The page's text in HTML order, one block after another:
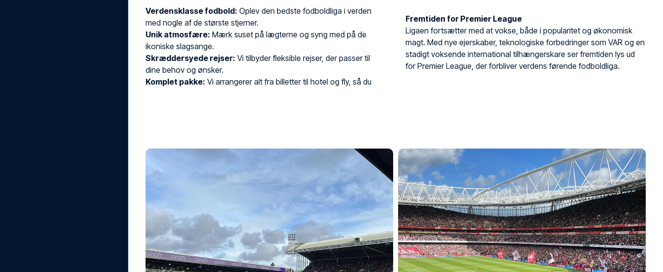
Verdensklasse fodbold: Oplev den bedste fodboldliga i verden
med nogle af de største stjerner.
Unik atmosfære: Mærk suset på lægterne og syng med på de
ikoniske slagsange.
Skræddersyede rejser: Vi tilbyder fleksible rejser, der passer til
dine behov og ønsker.
Komplet pakke: Vi arrangerer alt fra billetter til hotel og fly, så du
Fremtiden for Premier League
Ligaen fortsætter med at vokse, både i popularitet og økonomisk
magt. Med nye ejerskaber, teknologiske forbedringer som VAR og en
stadigt voksende international tilhængerskare ser fremtiden lys ud
for Premier League, der forbliver verdens førende fodboldliga.